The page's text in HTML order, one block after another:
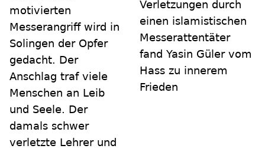
motivierten
Messerangriff wird in
Solingen der Opfer
gedacht. Der
Anschlag traf viele
Menschen an Leib
und Seele. Der
damals schwer
verletzte Lehrer und
Verletzungen durch
einen islamistischen
Messerattentäter
fand Yasin Güler vom
Hass zu innerem
Frieden